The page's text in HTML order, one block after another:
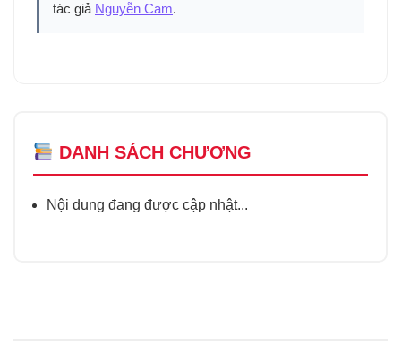
tác giả Nguyễn Cam.
DANH SÁCH CHƯƠNG
Nội dung đang được cập nhật...